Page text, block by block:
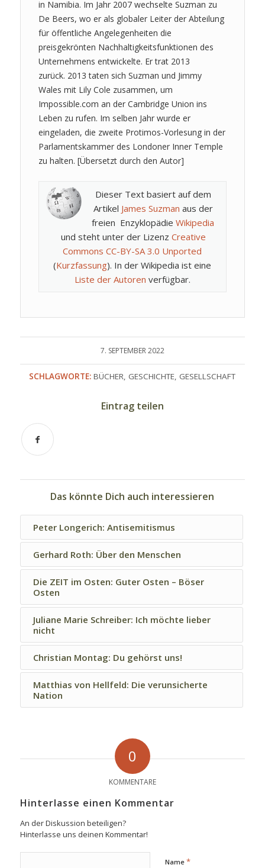
in Namibia. Im Jahr 2007 wechselte Suzman zu
De Beers, wo er als globaler Leiter der Abteilung
für öffentliche Angelegenheiten die
preisgekrönten Nachhaltigkeitsfunktionen des
Unternehmens entwickelte. Er trat 2013
zurück. 2013 taten sich Suzman und Jimmy
Wales mit Lily Cole zusammen, um
Impossible.com an der Cambridge Union ins
Leben zu rufen. Im selben Jahr wurde er
eingeladen, die zweite Protimos-Vorlesung in der
Parlamentskammer des Londoner Inner Temple
zu halten. [Übersetzt durch den Autor]
Dieser Text basiert auf dem
Artikel James Suzman aus der
freien EnzyklopädieWikipedia
und steht unter der LizenzCreative
Commons CC-BY-SA 3.0 Unported
(Kurzfassung). In der Wikipedia ist eine
Liste der Autoren verfügbar.
7. SEPTEMBER 2022
SCHLAGWORTE: BÜCHER, GESCHICHTE, GESELLSCHAFT
Eintrag teilen
Das könnte Dich auch interessieren
Peter Longerich: Antisemitismus
Gerhard Roth: Über den Menschen
Die ZEIT im Osten: Guter Osten – Böser
Osten
Juliane Marie Schreiber: Ich möchte lieber
nicht
Christian Montag: Du gehörst uns!
Matthias von Hellfeld: Die verunsicherte
Nation
0
KOMMENTARE
Hinterlasse einen Kommentar
An der Diskussion beteiligen?
Hinterlasse uns deinen Kommentar!
Name *